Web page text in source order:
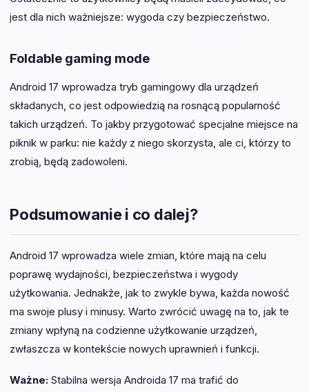
jest dla nich ważniejsze: wygoda czy bezpieczeństwo.
Foldable gaming mode
Android 17 wprowadza tryb gamingowy dla urządzeń
składanych, co jest odpowiedzią na rosnącą popularność
takich urządzeń. To jakby przygotować specjalne miejsce na
piknik w parku: nie każdy z niego skorzysta, ale ci, którzy to
zrobią, będą zadowoleni.
Podsumowanie i co dalej?
Android 17 wprowadza wiele zmian, które mają na celu
poprawę wydajności, bezpieczeństwa i wygody
użytkowania. Jednakże, jak to zwykle bywa, każda nowość
ma swoje plusy i minusy. Warto zwrócić uwagę na to, jak te
zmiany wpłyną na codzienne użytkowanie urządzeń,
zwłaszcza w kontekście nowych uprawnień i funkcji.
Ważne: Stabilna wersja Androida 17 ma trafić do